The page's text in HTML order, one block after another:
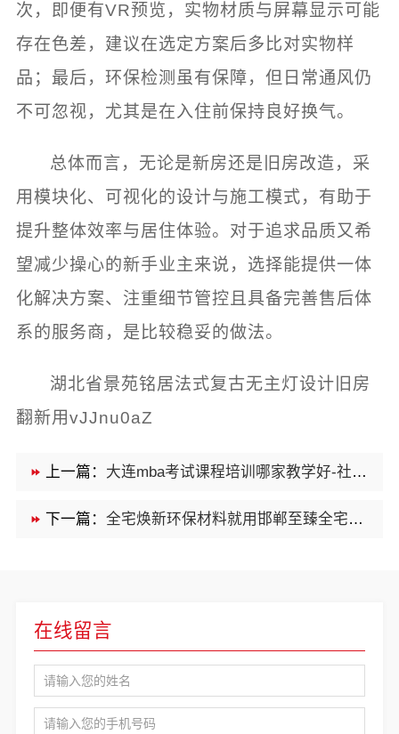
次，即便有VR预览，实物材质与屏幕显示可能
存在色差，建议在选定方案后多比对实物样
品；最后，环保检测虽有保障，但日常通风仍
不可忽视，尤其是在入住前保持良好换气。
总体而言，无论是新房还是旧房改造，采
用模块化、可视化的设计与施工模式，有助于
提升整体效率与居住体验。对于追求品质又希
望减少操心的新手业主来说，选择能提供一体
化解决方案、注重细节管控且具备完善售后体
系的服务商，是比较稳妥的做法。
湖北省景苑铭居法式复古无主灯设计旧房
翻新用vJJnu0aZ
上一篇： 大连mba考试课程培训哪家教学好-社科赛斯
下一篇： 全宅焕新环保材料就用邯郸至臻全宅新材料
在线留言